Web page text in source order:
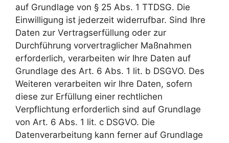
auf Grundlage von § 25 Abs. 1 TTDSG. Die
Einwilligung ist jederzeit widerrufbar. Sind Ihre
Daten zur Vertragserfüllung oder zur
Durchführung vorvertraglicher Maßnahmen
erforderlich, verarbeiten wir Ihre Daten auf
Grundlage des Art. 6 Abs. 1 lit. b DSGVO. Des
Weiteren verarbeiten wir Ihre Daten, sofern
diese zur Erfüllung einer rechtlichen
Verpflichtung erforderlich sind auf Grundlage
von Art. 6 Abs. 1 lit. c DSGVO. Die
Datenverarbeitung kann ferner auf Grundlage